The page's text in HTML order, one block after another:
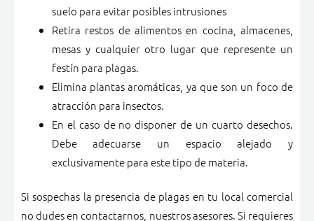
suelo para evitar posibles intrusiones
Retira restos de alimentos en cocina, almacenes,
mesas y cualquier otro lugar que represente un
festín para plagas.
Elimina plantas aromáticas, ya que son un foco de
atracción para insectos.
En el caso de no disponer de un cuarto desechos.
Debe adecuarse un espacio alejado y
exclusivamente para este tipo de materia.
Si sospechas la presencia de plagas en tu local comercial
no dudes en contactarnos, nuestros asesores.Si requieres